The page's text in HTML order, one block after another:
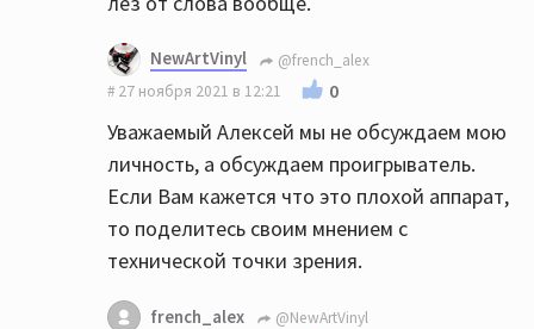
NewArtVinyl
@french_alex
27 ноября 2021 в 12:21
0
Уважаемый Алексей мы не обсуждаем мою
личность, а обсуждаем проигрыватель.
Если Вам кажется что это плохой аппарат,
то поделитесь своим мнением с
технической точки зрения.
french_alex
@NewArtVinyl